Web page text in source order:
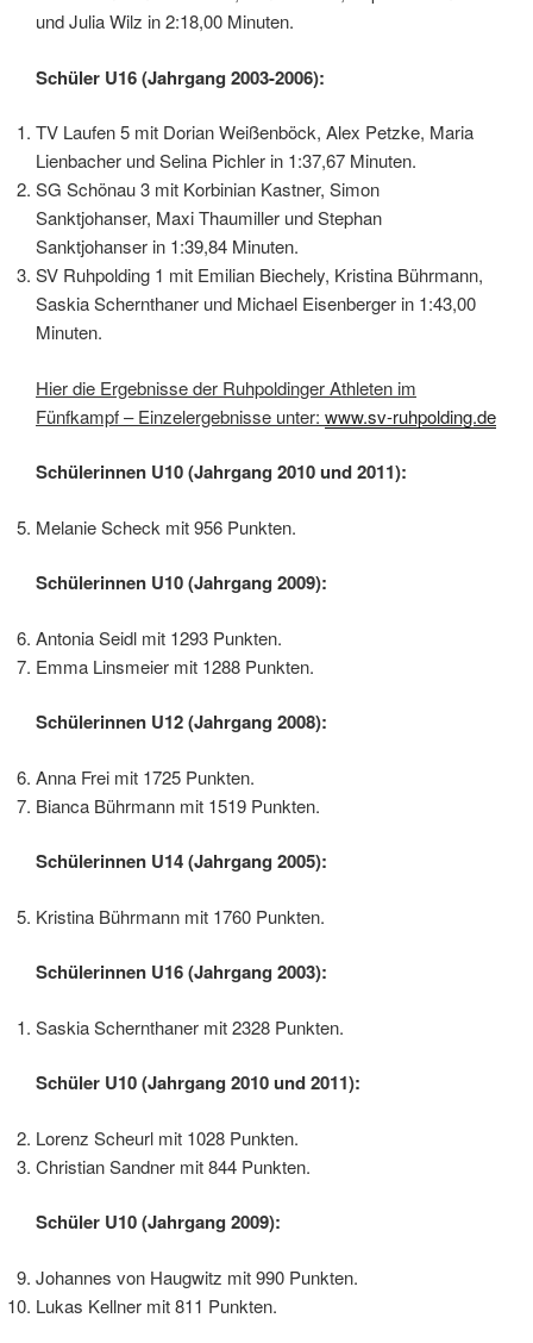
und Julia Wilz in 2:18,00 Minuten.
Schüler U16 (Jahrgang 2003-2006):
TV Laufen 5 mit Dorian Weißenböck, Alex Petzke, Maria
Lienbacher und Selina Pichler in 1:37,67 Minuten.
SG Schönau 3 mit Korbinian Kastner, Simon
Sanktjohanser, Maxi Thaumiller und Stephan
Sanktjohanser in 1:39,84 Minuten.
SV Ruhpolding 1 mit Emilian Biechely, Kristina Bührmann,
Saskia Schernthaner und Michael Eisenberger in 1:43,00
Minuten.
Hier die Ergebnisse der Ruhpoldinger Athleten im
Fünfkampf – Einzelergebnisse unter: www.sv-ruhpolding.de
Schülerinnen U10 (Jahrgang 2010 und 2011):
Melanie Scheck mit 956 Punkten.
Schülerinnen U10 (Jahrgang 2009):
Antonia Seidl mit 1293 Punkten.
Emma Linsmeier mit 1288 Punkten.
Schülerinnen U12 (Jahrgang 2008):
Anna Frei mit 1725 Punkten.
Bianca Bührmann mit 1519 Punkten.
Schülerinnen U14 (Jahrgang 2005):
Kristina Bührmann mit 1760 Punkten.
Schülerinnen U16 (Jahrgang 2003):
Saskia Schernthaner mit 2328 Punkten.
Schüler U10 (Jahrgang 2010 und 2011):
Lorenz Scheurl mit 1028 Punkten.
Christian Sandner mit 844 Punkten.
Schüler U10 (Jahrgang 2009):
Johannes von Haugwitz mit 990 Punkten.
Lukas Kellner mit 811 Punkten.